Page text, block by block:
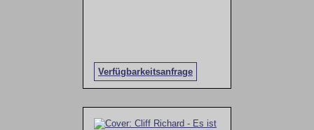
Verfügbarkeitsanfrage